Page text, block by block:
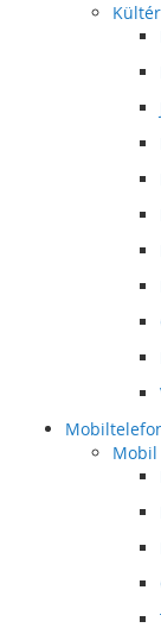
Mobil